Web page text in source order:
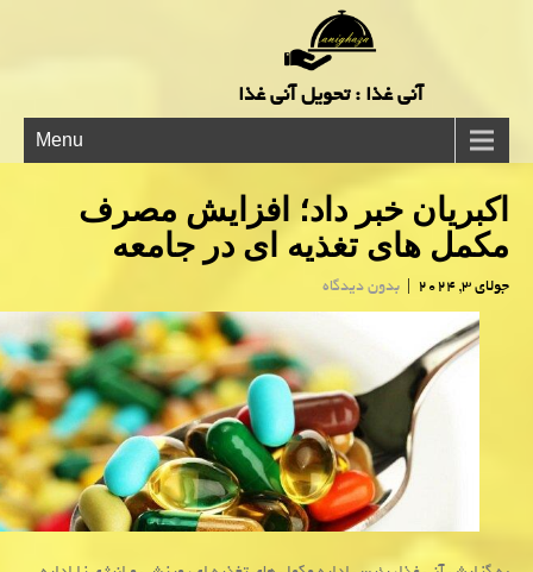
آنی غذا : تحویل آنی غذا
Menu
اكبریان خبر داد؛ افزایش مصرف
مکمل های تغذیه ای در جامعه
جولای 3, 2024 | بدون دیدگاه